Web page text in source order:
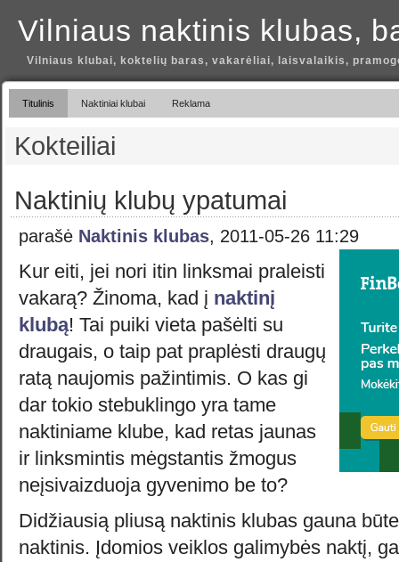
Vilniaus naktinis klubas,
Vilniaus klubai, koktelių baras, vakarėliai, laisvalaikis,
Titulinis Naktiniai klubai Reklama
Kokteiliai
Naktinių klubų ypatumai
parašė Naktinis klubas, 2011-05-26 11:29
Kur eiti, jei nori itin linksmai praleisti
vakarą? Žinoma, kad į naktinį
klubą! Tai puiki vieta pašėlti su
draugais, o taip pat praplėsti draugų
ratą naujomis pažintimis. O kas gi
dar tokio stebuklingo yra tame
naktiniame klube, kad retas jaunas
ir linksmintis mėgstantis žmogus
neįsivaizduoja gyvenimo be to?
Didžiausią pliusą naktinis klubas gauna
naktinis. Įdomios veiklos galimybės naktį,